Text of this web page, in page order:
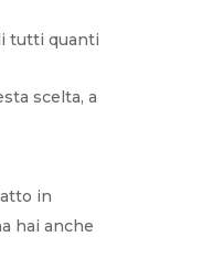
tutti quanti
scelta, a
in
hai anche